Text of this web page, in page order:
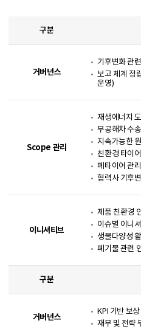
구분
거버넌스
기후변화 관
보고 체계 정
운영)
Scope 관리
재생에너지
무공해차 수
지속가능한
친환경 타이
폐타이어 관
협력사 기후
이니셔티브
제품 친환경
이슈별 이니
생물다양성
폐기물 관련
구분
거버넌스
KPI 기반 보
재무 및 전략